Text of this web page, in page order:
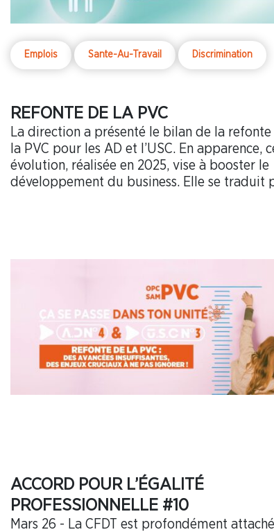
Emplois Sante-Au-Travail Discrimination
REFONTE DE LA PVC
La direction a présenté le bilan de la refonte
la PVC pour les AD et l’USC. En apparence,
évolution, réalisée en 2025, vise à booster le
développement du business. Elle se traduit
ACCORD POUR L’ÉGALITÉ
PROFESSIONNELLE #10
Mars 26 - La CFDT est profondément